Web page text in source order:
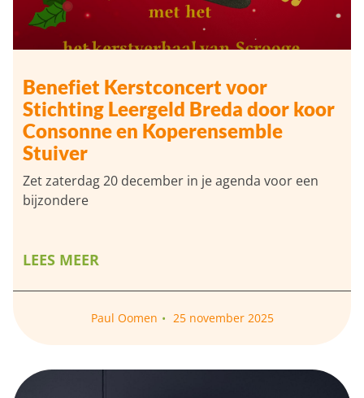
Benefiet Kerstconcert voor
Stichting Leergeld Breda door koor
Consonne en Koperensemble
Stuiver
Zet zaterdag 20 december in je agenda voor een
bijzondere
LEES MEER
Paul Oomen 25 november 2025